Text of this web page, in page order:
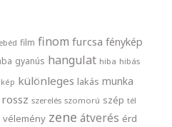
ebéd film finom furcsa fénykép
gyanús hangulat hiba hibás
kép különleges lakás munka
rossz szerelés szomorú szép tél
vélemény zene átverés érd